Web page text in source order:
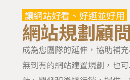
讓網站好看、好逛並好用
網站規劃顧
成為您團隊的延伸，協助補
無到有的網站建置規劃，也